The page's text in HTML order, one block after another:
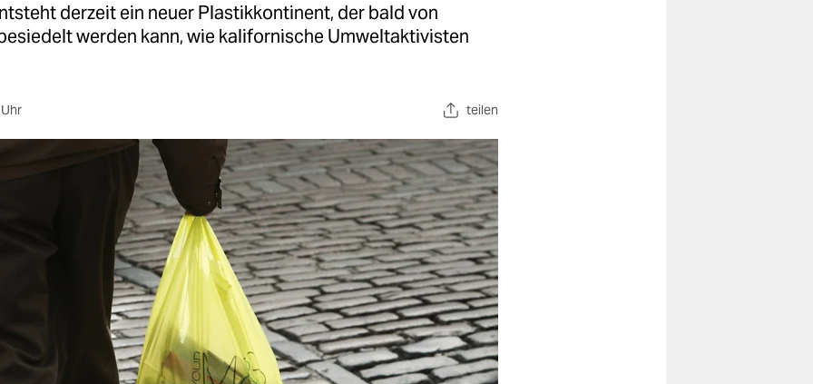
derzeit ein neuer Plastikkontinent, der bald von
werden kann, wie kalifornische Umweltaktivisten
teilen